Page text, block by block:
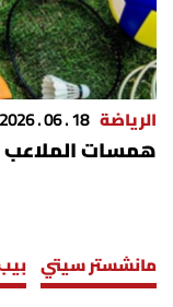
الرياضة 18 . 06 . 2026
همسات الملاعب
مانشستر سيتي